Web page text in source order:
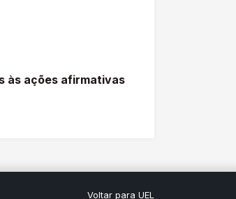
às ações afirmativas
Voltar para UEL